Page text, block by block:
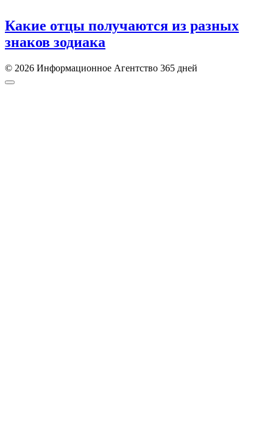
Какие отцы получаются из разных
знаков зодиака
© 2026 Информационное Агентство 365 дней